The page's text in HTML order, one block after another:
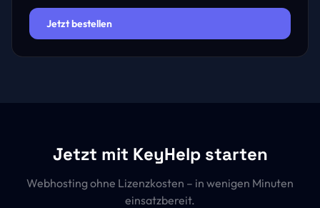
Jetzt bestellen
Jetzt mit KeyHelp starten
Webhosting ohne Lizenzkosten – in wenigen Minuten
einsatzbereit.